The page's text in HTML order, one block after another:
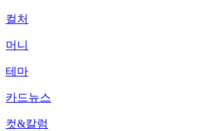
컬처
머니
테마
카드뉴스
컷&칼럼